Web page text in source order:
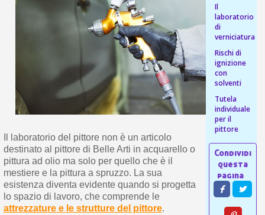
Il laboratorio del pittore non è un articolo
destinato al pittore di Belle Arti in acquarello o
pittura ad olio ma solo per quello che è il
mestiere e la pittura a spruzzo. La sua
esistenza diventa evidente quando si progetta
lo spazio di lavoro, che comprende le
attrezzature e le strutture del pittore.
Il
laboratorio
di
verniciatura
Rischi di
ignizione
con
solventi
Tutela
individuale
per il
pittore